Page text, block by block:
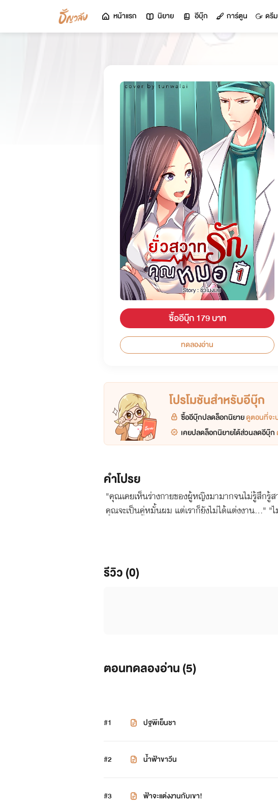
หน้าแรก นิยาย อีบุ๊ก การ์ตูน ดรี
ซื้ออีบุ๊ก 179 บาท
ทดลองอ่าน
โปรโมชันสำหรับอีบุ๊ก
ซื้ออีบุ๊กปลดล็อกนิยายดูตอนที่จะ
เคยปลดล็อกนิยายได้ส่วนลดอีบุ๊ก
คำโปรย
"คุณเคยเห็นร่างกายของผู้หญิงมามากจนไม่รู้สึกรู้
คุณจะเป็นคู่หมั้นผม แต่เราก็ยังไม่ได้แต่งงาน..."
กัน เผยให้เห็นโพรงสวรรค์ภายในที่ชุ่มฉ่ำไปด้วย
รีวิว (0)
ตอนทดลองอ่าน (5)
#1 ปฐพีเย็นชา
#2 น้ำฟ้าขาวีน
#3 ฟ้าจะแต่งงานกับเขา!